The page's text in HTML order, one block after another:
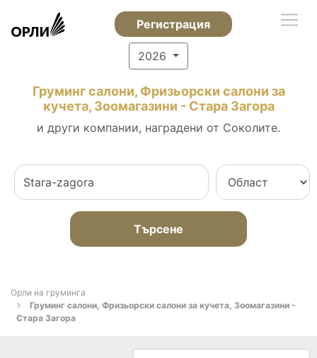
Регистрация
2026
Груминг салони, Фризьорски салони за
кучета, Зоомагазини - Стара Загора
и други компании, наградени от Соколите.
Търсене
Орли на груминга
Груминг салони, Фризьорски салони за кучета, Зоомагазини -
Стара Загора